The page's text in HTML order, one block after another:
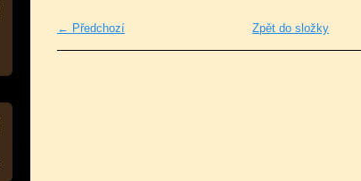
← Předchozí Zpět do složky